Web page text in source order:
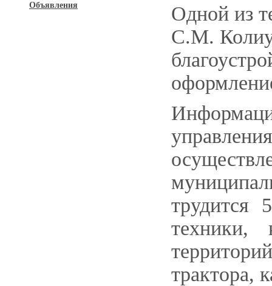
Объявления
Одной из
С.М.
трудится
техники,
трактора,